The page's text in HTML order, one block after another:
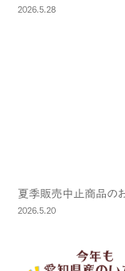
2026.5.28
夏季販売中止商品の
2026.5.20